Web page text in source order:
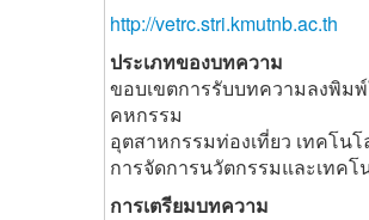
http://vetrc.stri.kmutnb.ac.th
ประเภทของบทความ
ขอบเขตการรับบทความลงพิม
คหกรรม
อุตสาหกรรมท่องเที่ยว เทคโน
การจัดการนวัตกรรมและเทคโ
การเตรียมบทความ